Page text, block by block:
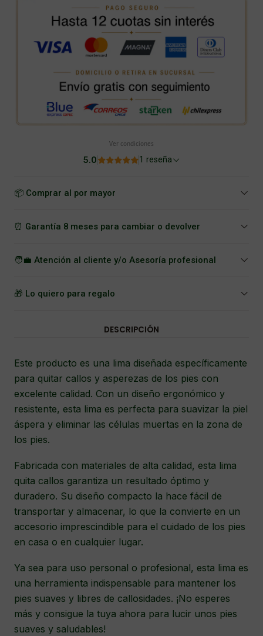
Ver condiciones
5.0 1 reseña
📦 Comprar al por mayor
⏰ Garantía 8 meses para cambiar o devolver
🧑‍💼 Atención al cliente y/o Asesoría profesional
🎁 Lo quiero para regalo
DESCRIPCIÓN
Este producto es una lima diseñada específicamente
para quitar callos y asperezas de los pies con
excelente calidad. Con un diseño ergonómico y
resistente, esta lima es perfecta para suavizar la piel
áspera y eliminar las células muertas en la zona de
los pies.
Fabricada con materiales de alta calidad, esta lima
quita callos garantiza un resultado óptimo y
duradero. Su diseño compacto la hace fácil de
transportar y almacenar, lo que la convierte en un
accesorio imprescindible para el cuidado de los pies
en casa o en cualquier lugar.
Ya sea para uso personal o profesional, esta lima es
una herramienta indispensable para mantener los
pies suaves y libres de callosidades. ¡No esperes
más y consigue la tuya ahora para lucir unos pies
suaves y saludables!